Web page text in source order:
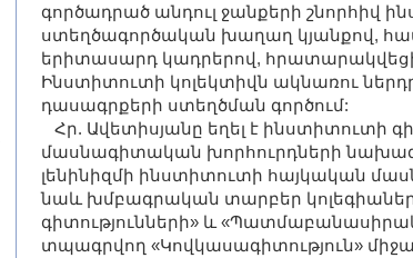
գործադրած անդուլ ջանքերի շնորհիվ
ստեղծագործական խաղաղ կյանքով,
երիտասարդ կադրերով,
Ինստիտուտի կոլեկտիվն ակնառու
դասագրքերի ստեղծման գործում:
Հր. Ավետիսյանը եղել է ինստիտուտի
մասնագիտական խորհուրդների
լենինիզմի ինստիտուտի հայկական
նաև խմբագրական տարբեր
գիտությունների» և
տպագրվող «Կովկասագիտություն»